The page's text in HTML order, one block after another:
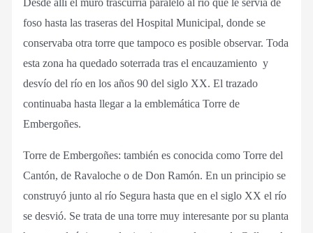
foso hasta las traseras del Hospital Municipal, donde se
conservaba otra torre que tampoco es posible observar. Toda
esta zona ha quedado soterrada tras el encauzamiento y
desvío del río en los años 90 del siglo XX. El trazado
continuaba hasta llegar a la emblemática Torre de
Embergoñes.
Torre de Embergoñes: también es conocida como Torre del
Cantón, de Ravaloche o de Don Ramón. En un principio se
construyó junto al río Segura hasta que en el siglo XX el río
se desvió. Se trata de una torre muy interesante por su planta